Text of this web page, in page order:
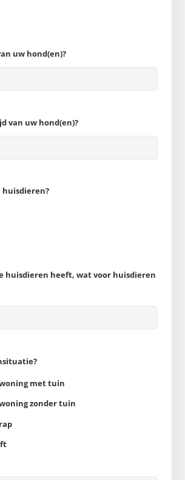
uw hond(en)?
van uw hond(en)?
huisdieren?
huisdieren heeft, wat voor huisdieren
met tuin
zonder tuin